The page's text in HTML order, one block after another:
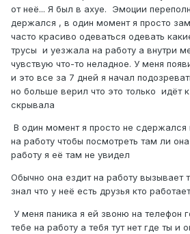
от неё... Я был в ахуе. Эмоции
держался , в один момент я просто
часто красиво одеваться одевать
трусы и уезжала на работу а внутри
чувствую что-то неладное. У меня
и это все за 7 дней я начал
но больше верил что это только идёт
скрывала
В один момент я просто не сдержался
на работу чтобы посмотреть там ли
работу я её там не увидел
Обычно она ездит на работу вызывает
знал что у неё есть друзья кто
У меня паника я ей звоню на телефон
тебе на работу а тебя тут нет где ты и